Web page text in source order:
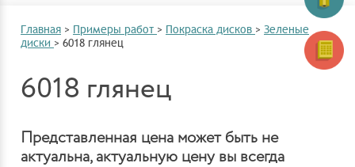
Главная > Примеры работ > Покраска дисков > Зеленые
диски > 6018 глянец
6018 глянец
Представленная цена может быть не
актуальна, актуальную цену вы всегда